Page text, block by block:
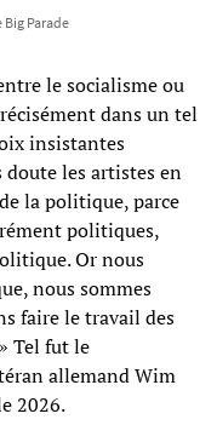
Big Parade
le socialisme ou
dans un tel
insistantes
doute les artistes en
la politique, parce
politiques,
Or nous
nous sommes
faire le travail des
Tel fut le
allemand Wim
2026.